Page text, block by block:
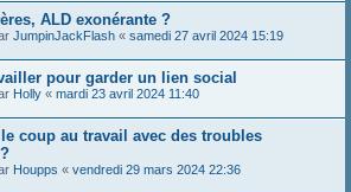
ALD exonérante ?
JumpinJackFlash « samedi 27 avril 2024 15:19
pour garder un lien social
Holly « mardi 23 avril 2024 11:40
coup au travail avec des troubles
Houpps « vendredi 29 mars 2024 22:36